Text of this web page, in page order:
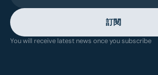
訂閱
You will receive latest news once you subscribe